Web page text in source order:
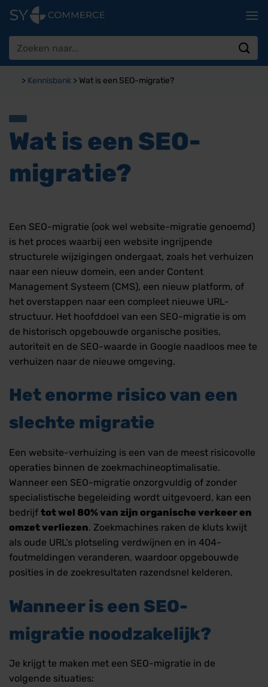
naar
inhoud
> Kennisbank> Wat is een SEO-migratie?
Wat is een SEO-
migratie?
Een SEO-migratie (ook wel website-migratie genoemd)
is het proces waarbij een website ingrijpende
structurele wijzigingen ondergaat, zoals het verhuizen
naar een nieuw domein, een ander Content
Management Systeem (CMS), een nieuw platform, of
het overstappen naar een compleet nieuwe URL-
structuur. Het hoofddoel van een SEO-migratie is om
de historisch opgebouwde organische posities,
autoriteit en de SEO-waarde in Google naadloos mee te
verhuizen naar de nieuwe omgeving.
Het enorme risico van een
slechte migratie
Een website-verhuizing is een van de meest risicovolle
operaties binnen de zoekmachineoptimalisatie.
Wanneer een SEO-migratie onzorgvuldig of zonder
specialistische begeleiding wordt uitgevoerd, kan een
bedrijf tot wel 80% van zijn organische verkeer en
omzet verliezen. Zoekmachines raken de kluts kwijt
als oude URL’s plotseling verdwijnen en in 404-
foutmeldingen veranderen, waardoor opgebouwde
posities in de zoekresultaten razendsnel kelderen.
Wanneer is een SEO-
migratie noodzakelijk?
Je krijgt te maken met een SEO-migratie in de
volgende situaties: